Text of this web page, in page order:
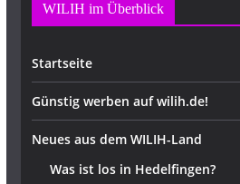
WILIH im Überblick
Startseite
Günstig werben auf wilih.de!
Neues aus dem WILIH-Land
Was ist los in Hedelfingen?